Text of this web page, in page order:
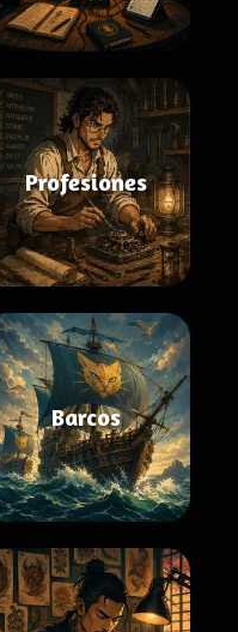
Profesiones
Barcos